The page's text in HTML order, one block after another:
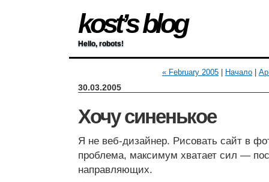
kost’s blog
Hello, robots!
« February 2005 Начало
30.03.2005
Хочу синенькое
Я не веб-дизайнер. Рисовать сайт в
проблема, максимум хватает сил —
направляющих.